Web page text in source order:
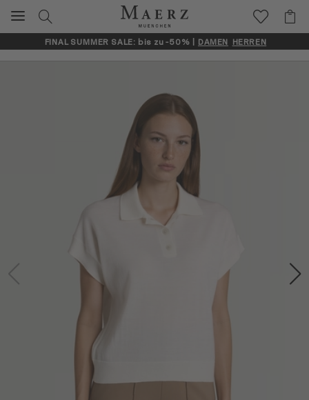
FINAL SUMMER SALE: bis zu -50% | DAMEN HERREN
Artikelbilder überspringen